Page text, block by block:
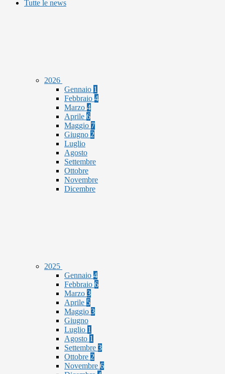
Tutte le news
2026
Gennaio 1
Febbraio 4
Marzo 4
Aprile 6
Maggio 7
Giugno 2
Luglio
Agosto
Settembre
Ottobre
Novembre
Dicembre
2025
Gennaio 4
Febbraio 6
Marzo 3
Aprile 5
Maggio 3
Giugno
Luglio 1
Agosto 1
Settembre 3
Ottobre 2
Novembre 6